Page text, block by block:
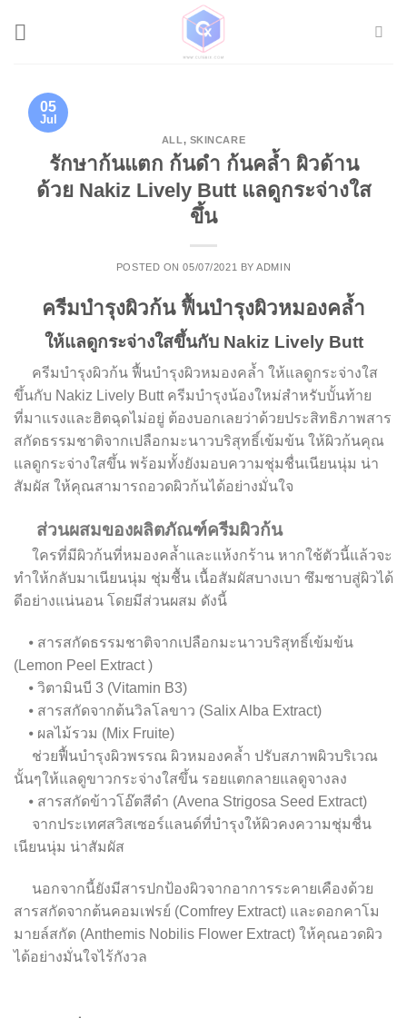
05
Jul
ALL, SKINCARE
รักษาก้นแตก ก้นดำ ก้นคล้ำ ผิวด้าน
ด้วย Nakiz Lively Butt แลดูกระจ่างใส
ขึ้น
POSTED ON05/07/2021 BYADMIN
ครีมบำรุงผิวก้น ฟื้นบำรุงผิวหมองคล้ำ
ให้แลดูกระจ่างใสขึ้นกับ Nakiz Lively Butt
ครีมบำรุงผิวก้น ฟื้นบำรุงผิวหมองคล้ำ ให้แลดูกระจ่างใส
ขึ้นกับ Nakiz Lively Butt ครีมบำรุงน้องใหม่สำหรับบั้นท้าย
ที่มาแรงและฮิตฉุดไม่อยู่ ต้องบอกเลยว่าด้วยประสิทธิภาพสาร
สกัดธรรมชาติจากเปลือกมะนาวบริสุทธิ์เข้มข้น ให้ผิวก้นคุณ
แลดูกระจ่างใสขึ้น พร้อมทั้งยังมอบความชุ่มชื่นเนียนนุ่ม น่า
สัมผัส ให้คุณสามารถอวดผิวก้นได้อย่างมั่นใจ
ส่วนผสมของผลิตภัณฑ์ครีมผิวก้น
ใครที่มีผิวก้นที่หมองคล้ำและแห้งกร้าน หากใช้ตัวนี้แล้วจะ
ทำให้กลับมาเนียนนุ่ม ชุ่มชื้น เนื้อสัมผัสบางเบา ซึมซาบสู่ผิวได้
ดีอย่างแน่นอน โดยมีส่วนผสม ดังนี้
⦁ สารสกัดธรรมชาติจากเปลือกมะนาวบริสุทธิ์เข้มข้น
(Lemon Peel Extract )
⦁ วิตามินบี 3 (Vitamin B3)
⦁ สารสกัดจากต้นวิลโลขาว (Salix Alba Extract)
⦁ ผลไม้รวม (Mix Fruite)
ช่วยฟื้นบำรุงผิวพรรณ ผิวหมองคล้ำ ปรับสภาพผิวบริเวณ
นั้นๆให้แลดูขาวกระจ่างใสขึ้น รอยแตกลายแลดูจางลง
⦁ สารสกัดข้าวโอ๊ตสีดำ (Avena Strigosa Seed Extract)
จากประเทศสวิสเซอร์แลนด์ที่บำรุงให้ผิวคงความชุ่มชื่น
เนียนนุ่ม น่าสัมผัส
นอกจากนี้ยังมีสารปกป้องผิวจากอาการระคายเคืองด้วย
สารสกัดจากต้นคอมเฟรย์ (Comfrey Extract) และดอกคาโม
มายล์สกัด (Anthemis Nobilis Flower Extract) ให้คุณอวดผิว
ได้อย่างมั่นใจไร้กังวล